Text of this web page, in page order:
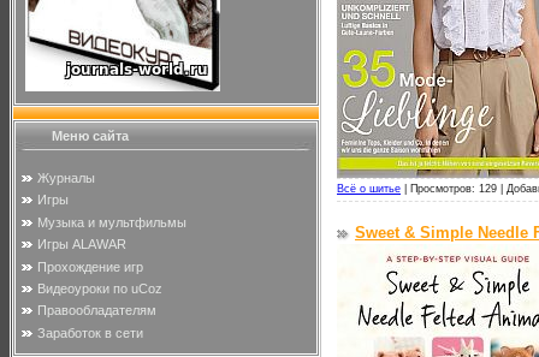
Меню сайта
Журналы
Игры
Музыка и мультфильмы
Игры ALAWAR
Прохождение игр
Видеоуроки по uCoz
Правообладателям
Заработок в сети
Всё о шитье Просмотров: 129 |
Sweet & Simple Needle